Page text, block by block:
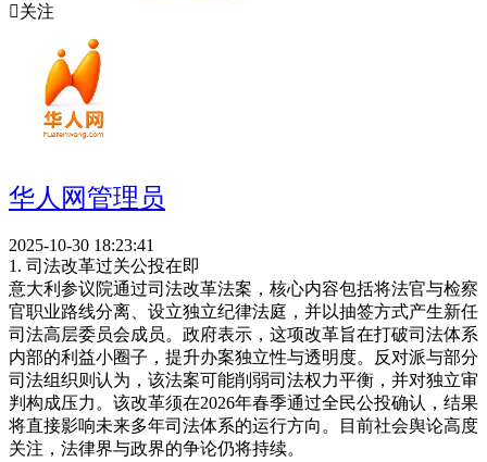
关注
华人网管理员
2025-10-30 18:23:41
1. 司法改革过关公投在即
意大利参议院通过司法改革法案，核心内容包括将法官与检察
官职业路线分离、设立独立纪律法庭，并以抽签方式产生新任
司法高层委员会成员。政府表示，这项改革旨在打破司法体系
内部的利益小圈子，提升办案独立性与透明度。反对派与部分
司法组织则认为，该法案可能削弱司法权力平衡，并对独立审
判构成压力。该改革须在2026年春季通过全民公投确认，结果
将直接影响未来多年司法体系的运行方向。目前社会舆论高度
关注，法律界与政界的争论仍将持续。